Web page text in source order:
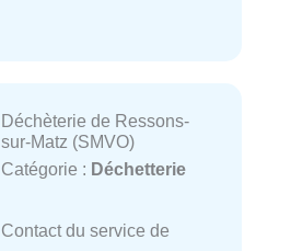
Déchèterie de Ressons-
sur-Matz (SMVO)
Catégorie : Déchetterie
Contact du service de